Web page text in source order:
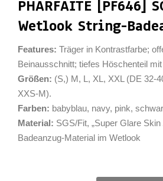
PHARFAITE [PF646]
Wetlook String-
Features: Träger in Kontrastfarbe;
Beinausschnitt; tiefes Höschenteil
Größen: (S,) M, L, XL, XXL (DE 32-
XXS-M).
Farben: babyblau, navy, pink,
Material: SGS/Fit, „Super Glare
Badeanzug-Material im Wetlook